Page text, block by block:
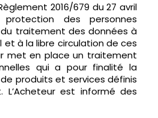
2016/679 du 27 avril
des personnes
du traitement des données à
à la libre circulation de ces
met en place un traitement
qui a pour finalité la
produits et services définis
est informé des